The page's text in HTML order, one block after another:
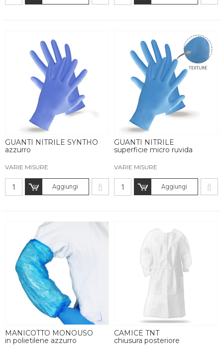
GUANTI NITRILE SYNTHO
azzurro
VARIE MISURE
Aggiungi
GUANTI NITRILE
superficie micro ruvida
VARIE MISURE
Aggiungi
MANICOTTO MONOUSO
in polietilene azzurro
CAMICE TNT
chiusura posteriore